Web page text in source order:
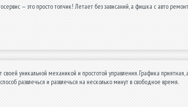
— это просто топчик! Летает без зависаний, а фишка с авто
своей уникальной механикой и простотой управления. Графика
развлечься и развлечься на несколько минут в свободное время.